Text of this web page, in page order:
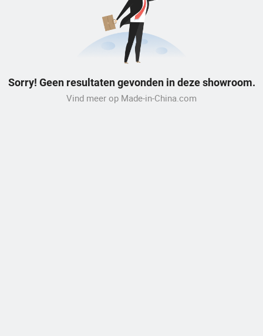
Sorry! Geen resultaten gevonden in deze showroom.
Vind meer op Made-in-China.com